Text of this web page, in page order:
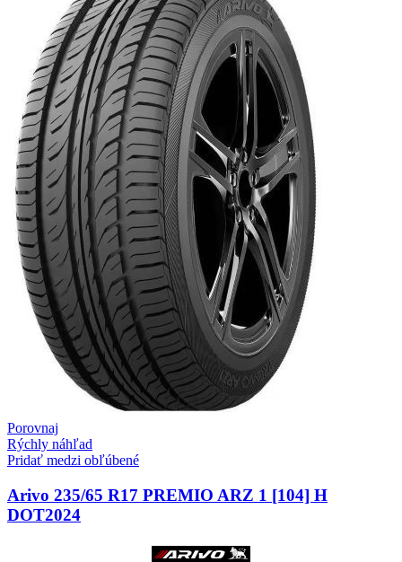
Porovnaj
Rýchly náhľad
Pridať medzi obľúbené
Arivo 235/65 R17 PREMIO ARZ 1 [104] H
DOT2024